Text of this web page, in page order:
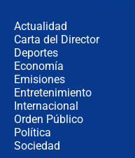
Actualidad
Carta del Director
Deportes
Economía
Emisiones
Entretenimiento
Internacional
Orden Público
Política
Sociedad